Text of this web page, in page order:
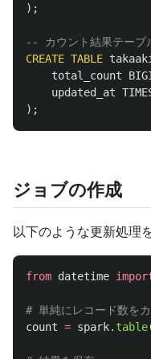
);
-- カウント結果テーブ
CREATE TABLE
total_count
updated_at
);
ジョブの作成
以下のような更新処理
from datetime
count = spark. table